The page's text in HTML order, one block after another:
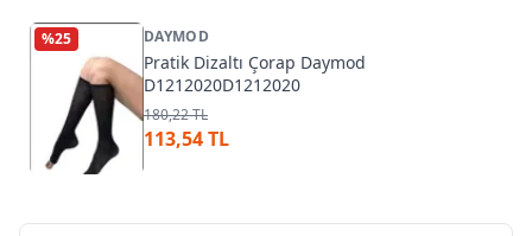
%25 DAYMOD
Pratik Dizaltı Çorap Daymod
D1212020D1212020
180,22 TL
113,54 TL